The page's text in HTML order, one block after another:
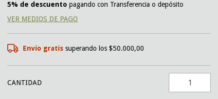
5% de descuento pagando con Transferencia o depósito
VER MEDIOS DE PAGO
Envío gratis superando los$50.000,00
CANTIDAD